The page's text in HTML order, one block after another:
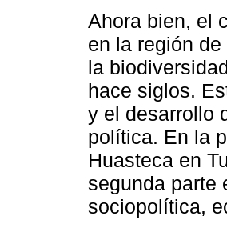
Ahora bien, el
en la región
la
hace siglos.
y el desarrollo
política. En la
Huasteca en
segunda parte
sociopolítica,